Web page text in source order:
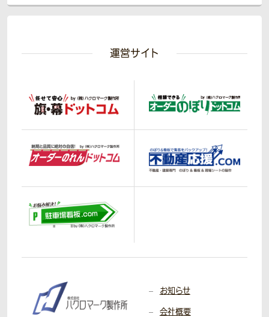
運営サイト
お知らせ
会社概要